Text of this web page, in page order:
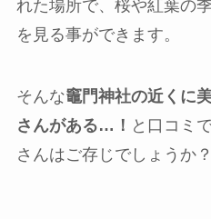
れた場所で、桜や紅葉の
を見る事ができます。
そんな竈門神社の近くに
さんがある…！ と口コミ
さんはご存じでしょうか？